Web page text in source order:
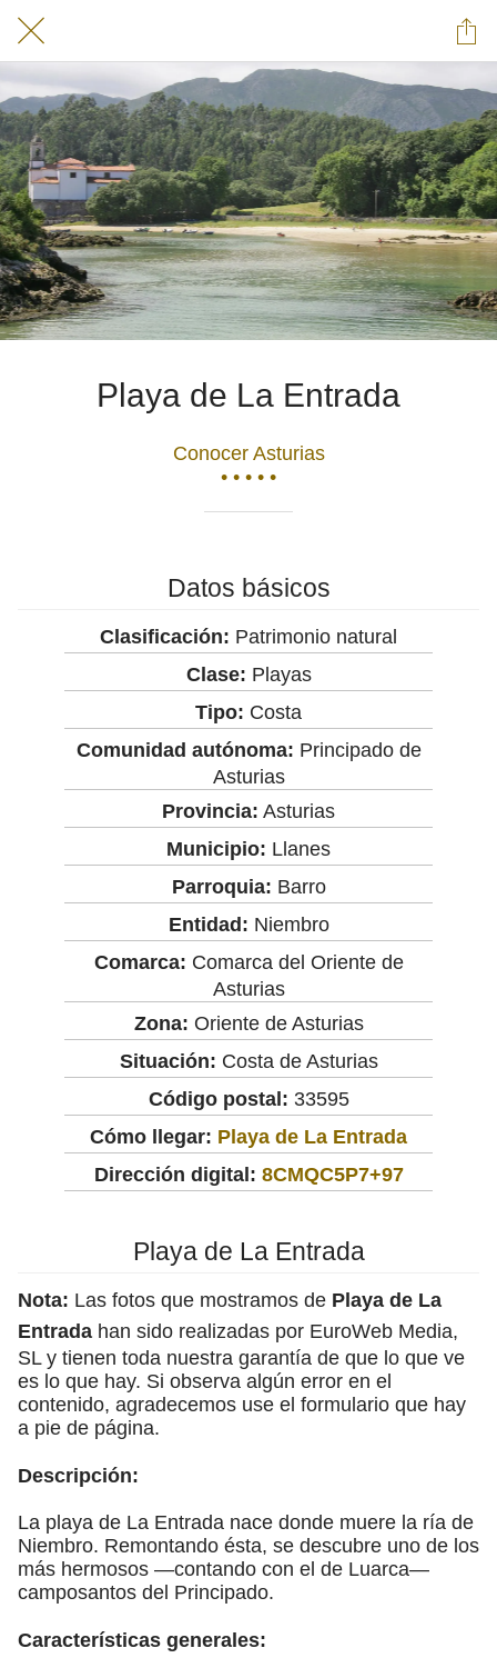
Playa de La Entrada
Conocer Asturias
• • • • •
Datos básicos
Clasificación: Patrimonio natural
Clase: Playas
Tipo: Costa
Comunidad autónoma: Principado de
Asturias
Provincia: Asturias
Municipio: Llanes
Parroquia: Barro
Entidad: Niembro
Comarca: Comarca del Oriente de
Asturias
Zona: Oriente de Asturias
Situación: Costa de Asturias
Código postal: 33595
Cómo llegar: Playa de La Entrada
Dirección digital: 8CMQC5P7+97
Playa de La Entrada
Nota: Las fotos que mostramos de Playa de La
Entrada han sido realizadas por EuroWeb Media,
SL y tienen toda nuestra garantía de que lo que ve
es lo que hay. Si observa algún error en el
contenido, agradecemos use el formulario que hay
a pie de página.
Descripción:
La playa de La Entrada nace donde muere la ría de
Niembro. Remontando ésta, se descubre uno de los
más hermosos —contando con el de Luarca—
camposantos del Principado.
Características generales: